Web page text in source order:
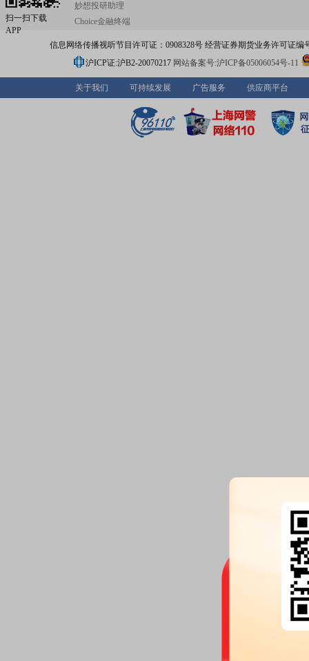
扫一扫下载
APP
妙想投研助理
Choice金融终端
信息网络传播视听节目许可证：0908328号 经营证券期货业务许可证编
沪ICP证:沪B2-20070217 网站备案号:沪ICP备05006054号-11
关于我们 可持续发展 广告服务 供应商平台